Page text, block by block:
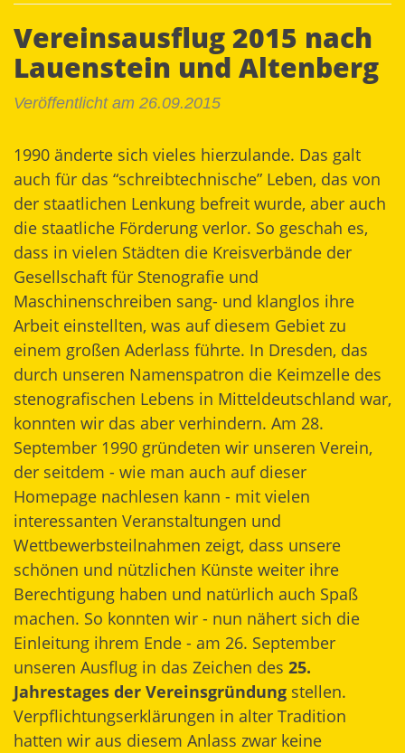
Vereinsausflug 2015 nach
Lauenstein und Altenberg
Veröffentlicht am 26.09.2015
1990 änderte sich vieles hierzulande. Das galt
auch für das “schreibtechnische” Leben, das von
der staatlichen Lenkung befreit wurde, aber auch
die staatliche Förderung verlor. So geschah es,
dass in vielen Städten die Kreisverbände der
Gesellschaft für Stenografie und
Maschinenschreiben sang- und klanglos ihre
Arbeit einstellten, was auf diesem Gebiet zu
einem großen Aderlass führte. In Dresden, das
durch unseren Namenspatron die Keimzelle des
stenografischen Lebens in Mitteldeutschland war,
konnten wir das aber verhindern. Am 28.
September 1990 gründeten wir unseren Verein,
der seitdem - wie man auch auf dieser
Homepage nachlesen kann - mit vielen
interessanten Veranstaltungen und
Wettbewerbsteilnahmen zeigt, dass unsere
schönen und nützlichen Künste weiter ihre
Berechtigung haben und natürlich auch Spaß
machen. So konnten wir - nun nähert sich die
Einleitung ihrem Ende - am 26. September
unseren Ausflug in das Zeichen des 25.
Jahrestages der Vereinsgründung stellen.
Verpflichtungserklärungen in alter Tradition
hatten wir aus diesem Anlass zwar keine